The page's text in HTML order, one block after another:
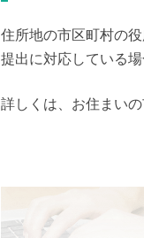
住所地の市区町村の
提出に対応している場
詳しくは、お住まい